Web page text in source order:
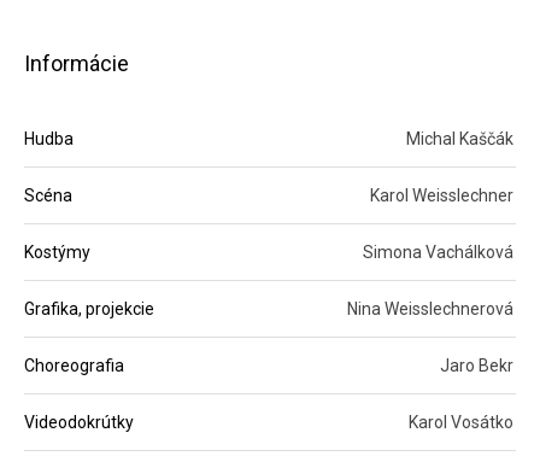
Informácie
Hudba Michal Kaščák
Scéna Karol Weisslechner
Kostýmy Simona Vachálková
Grafika, projekcie Nina Weisslechnerová
Choreografia Jaro Bekr
Videodokrútky Karol Vosátko